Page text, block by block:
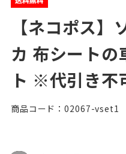
【ネコポス
カ 布シートの
ト ※代引き不
商品コード：02067-vset1